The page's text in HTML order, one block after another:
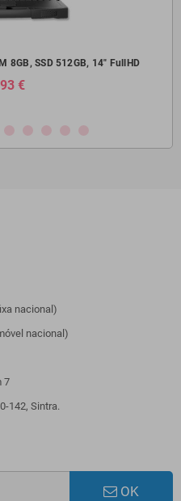
8GB, SSD 512GB, 14" FullHD
€
nacional)
nacional)
7
142, Sintra.
OK